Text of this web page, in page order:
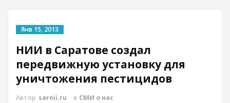
Янв 15, 2013
НИИ в Саратове создал
передвижную установку для
уничтожения пестицидов
Автор sarnii.ru в СМИ о нас